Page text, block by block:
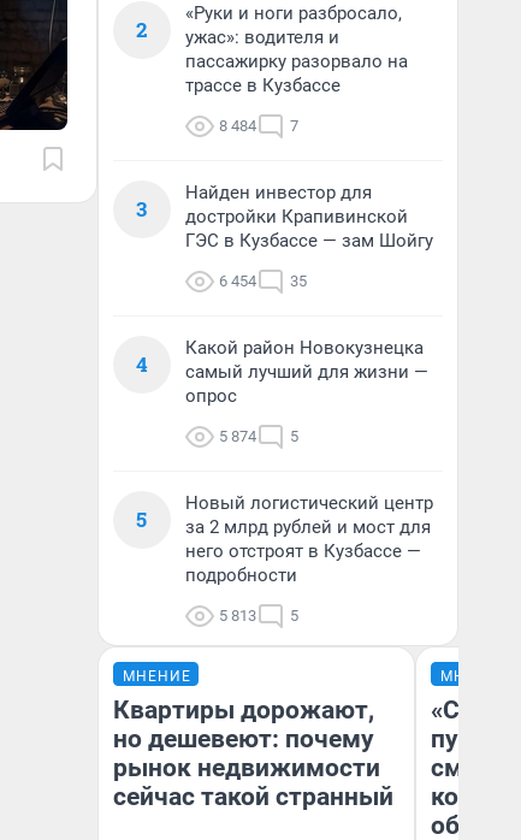
2
«Руки и ноги разбросало,
ужас»: водителя и
пассажирку разорвало на
трассе в Кузбассе
8 484 7
3
Найден инвестор для
достройки Крапивинской
ГЭС в Кузбассе — зам Шойгу
6 454 35
4
Какой район Новокузнецка
самый лучший для жизни —
опрос
5 874 5
5
Новый логистический центр
за 2 млрд рублей и мост для
него отстроят в Кузбассе —
подробности
5 813 5
МНЕНИЕ
Квартиры дорожают,
но дешевеют: почему
рынок недвижимости
сейчас такой странный
МНЕНИЕ